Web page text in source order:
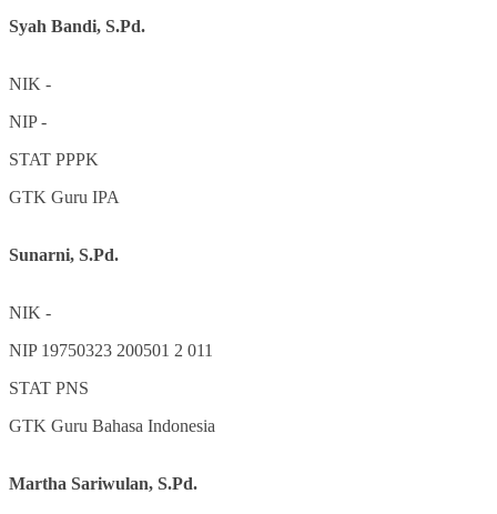
Syah Bandi, S.Pd.
NIK -
NIP-
STAT PPPK
GTK Guru IPA
Sunarni, S.Pd.
NIK -
NIP 19750323 200501 2 011
STAT PNS
GTK Guru Bahasa Indonesia
Martha Sariwulan, S.Pd.